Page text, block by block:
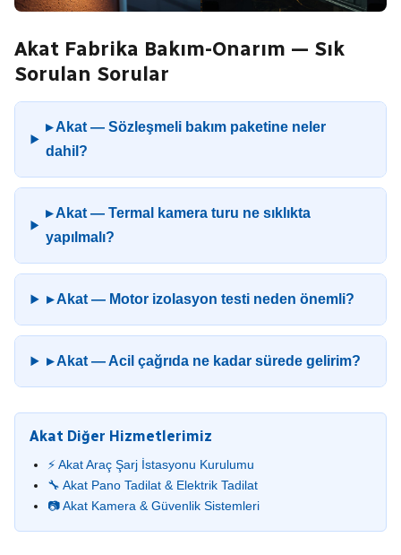
Akat Fabrika Bakım-Onarım — Sık
Sorulan Sorular
▸ Akat — Sözleşmeli bakım paketine neler
dahil?
▸ Akat — Termal kamera turu ne sıklıkta
yapılmalı?
▸ Akat — Motor izolasyon testi neden önemli?
▸ Akat — Acil çağrıda ne kadar sürede gelirim?
Akat Diğer Hizmetlerimiz
⚡ Akat Araç Şarj İstasyonu Kurulumu
🔧 Akat Pano Tadilat & Elektrik Tadilat
📷 Akat Kamera & Güvenlik Sistemleri